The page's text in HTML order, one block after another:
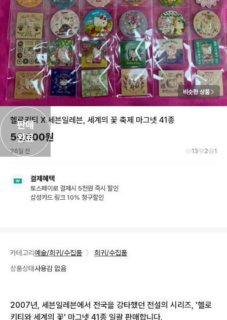
판매
완료
비슷한 상품
헬로키티 X 세븐일레븐, 세계의 꽃 축제 마그넷 41종
50,000원
26일 전 13 2 1
결제혜택
토스페이로 결제시 5천원 즉시 할인
삼성카드 링크 10% 청구할인
카테고리 예술/희귀/수집품 〉
희귀/수집품
상품상태사용감 없음
2007년, 세븐일레븐에서 전국을 강타했던 전설의 시리즈, '헬로
키티와 세계의 꽃' 마그넷 41종 일괄 판매합니다.